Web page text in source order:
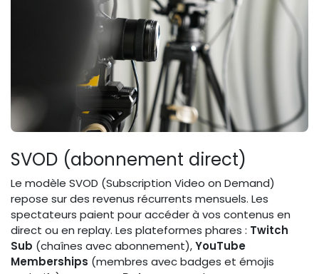
SVOD (abonnement direct)
Le modèle SVOD (Subscription Video on Demand)
repose sur des revenus récurrents mensuels. Les
spectateurs paient pour accéder à vos contenus en
direct ou en replay. Les plateformes phares : Twitch
Sub (chaînes avec abonnement),YouTube
Memberships (membres avec badges et émojis